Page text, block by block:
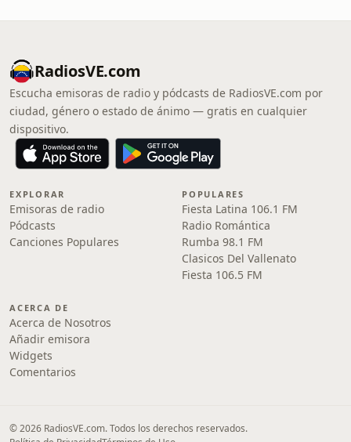
RadiosVE.com
Escucha emisoras de radio y pódcasts de RadiosVE.com por
ciudad, género o estado de ánimo — gratis en cualquier
dispositivo.
EXPLORAR
Emisoras de radio
Pódcasts
Canciones Populares
POPULARES
Fiesta Latina 106.1 FM
Radio Romántica
Rumba 98.1 FM
Clasicos Del Vallenato
Fiesta 106.5 FM
ACERCA DE
Acerca de Nosotros
Añadir emisora
Widgets
Comentarios
© 2026 RadiosVE.com. Todos los derechos reservados.